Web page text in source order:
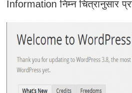
Information निम्न चित्रानुसार